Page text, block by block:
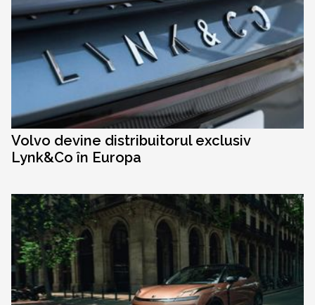
Volvo devine distribuitorul exclusiv
Lynk&Co în Europa